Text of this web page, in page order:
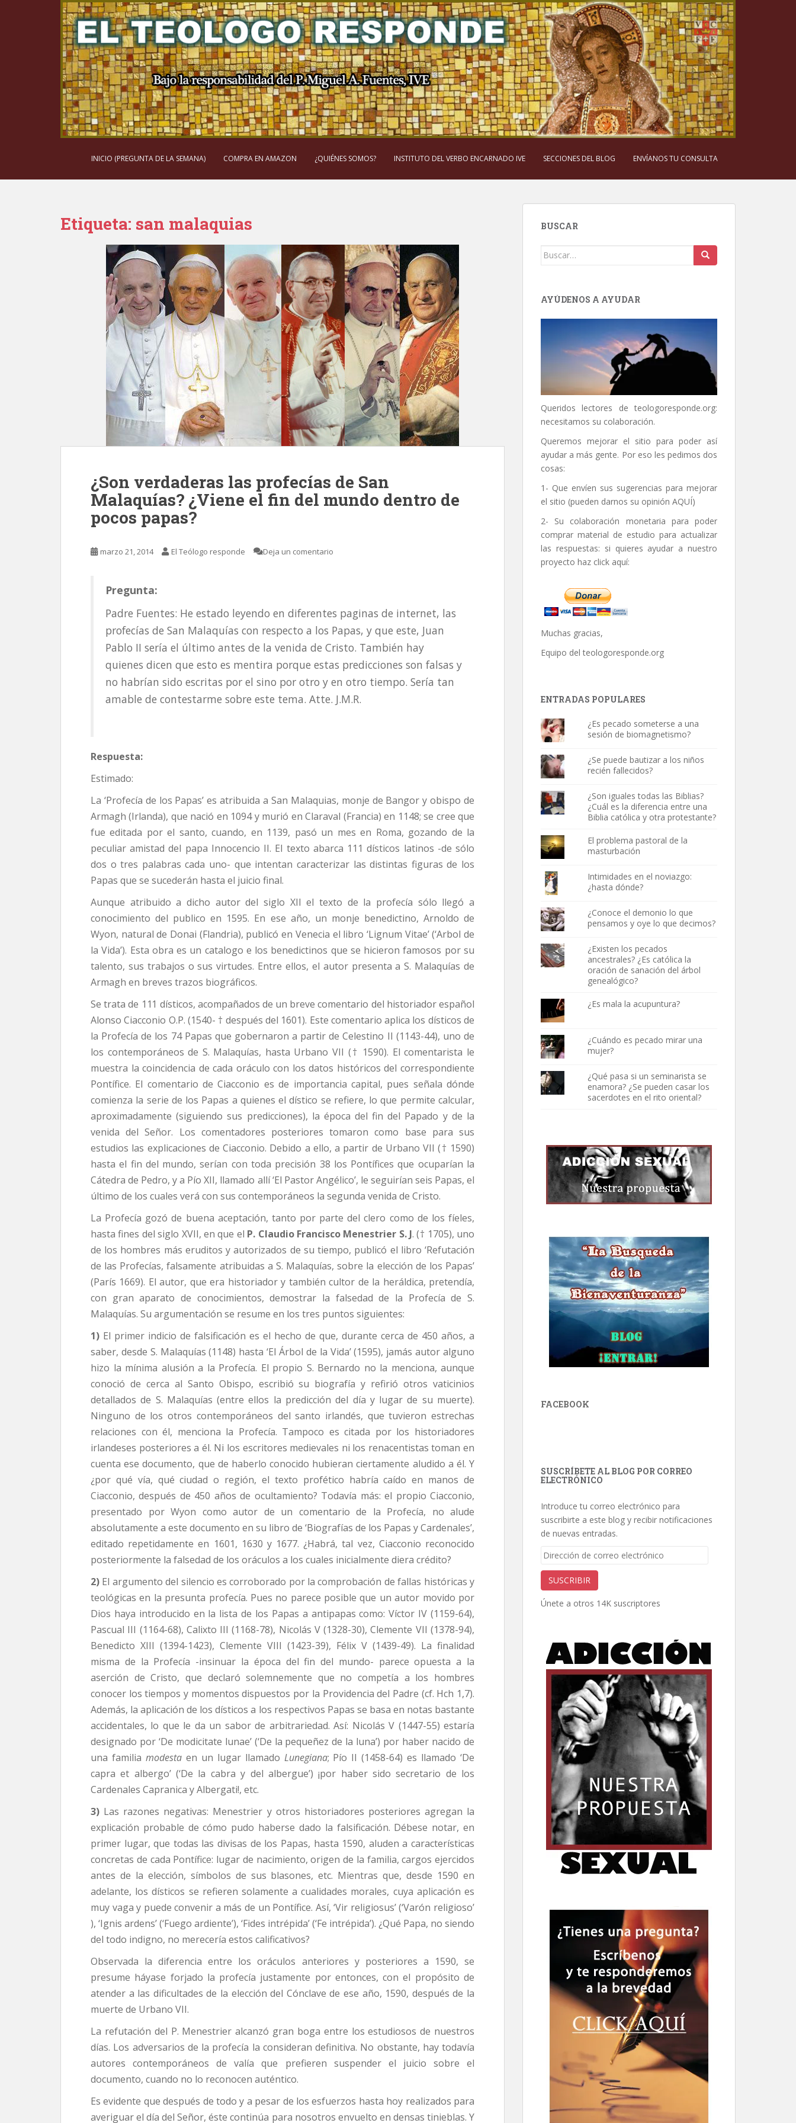
t
INICIO (PREGUNTA DE LA SEMANA) COMPRA EN AMAZON ¿QUIÉNES SOMOS? INSTITUTO DEL VERBO ENCARNADO IVE SECCIONES DEL BLOG ENVÍANOS TU CONSULTA
Etiqueta: san malaquias
¿Son verdaderas las profecías de San
Malaquías? ¿Viene el fin del mundo dentro de
pocos papas?
marzo 21, 2014 El Teólogo responde Deja un comentario
Pregunta:
Padre Fuentes: He estado leyendo en diferentes paginas de internet, las
profecías de San Malaquías con respecto a los Papas, y que este, Juan
Pablo II sería el último antes de la venida de Cristo. También hay
quienes dicen que esto es mentira porque estas predicciones son falsas y
no habrían sido escritas por el sino por otro y en otro tiempo. Sería tan
amable de contestarme sobre este tema. Atte. J.M.R.
Respuesta:
Estimado:
La ‘Profecía de los Papas’ es atribuida a San Malaquias, monje de Bangor y obispo de
Armagh (Irlanda), que nació en 1094 y murió en Claraval (Francia) en 1148; se cree que
fue editada por el santo, cuando, en 1139, pasó un mes en Roma, gozando de la
peculiar amistad del papa Innocencio II. El texto abarca 111 dísticos latinos -de sólo
dos o tres palabras cada uno- que intentan caracterizar las distintas figuras de los
Papas que se sucederán hasta el juicio final.
Aunque atribuido a dicho autor del siglo XII el texto de la profecía sólo llegó a
conocimiento del publico en 1595. En ese año, un monje benedictino, Arnoldo de
Wyon, natural de Donai (Flandria), publicó en Venecia el libro ‘Lignum Vitae’ (‘Arbol de
la Vida’). Esta obra es un catalogo e los benedictinos que se hicieron famosos por su
talento, sus trabajos o sus virtudes. Entre ellos, el autor presenta a S. Malaquías de
Armagh en breves trazos biográficos.
Se trata de 111 dísticos, acompañados de un breve comentario del historiador español
Alonso Ciacconio O.P. (1540- † después del 1601). Este comentario aplica los dísticos de
la Profecía de los 74 Papas que gobernaron a partir de Celestino II (1143-44), uno de
los contemporáneos de S. Malaquías, hasta Urbano VII († 1590). El comentarista le
muestra la coincidencia de cada oráculo con los datos históricos del correspondiente
Pontífice. El comentario de Ciacconio es de importancia capital, pues señala dónde
comienza la serie de los Papas a quienes el dístico se refiere, lo que permite calcular,
aproximadamente (siguiendo sus predicciones), la época del fin del Papado y de la
venida del Señor. Los comentadores posteriores tomaron como base para sus
estudios las explicaciones de Ciacconio. Debido a ello, a partir de Urbano VII († 1590)
hasta el fin del mundo, serían con toda precisión 38 los Pontífices que ocuparían la
Cátedra de Pedro, y a Pío XII, llamado allí ‘El Pastor Angélico’, le seguirían seis Papas, el
último de los cuales verá con sus contemporáneos la segunda venida de Cristo.
La Profecía gozó de buena aceptación, tanto por parte del clero como de los fíeles,
hasta fines del siglo XVII, en que el P. Claudio Francisco Menes­trier S. J. († 1705), uno
de los hombres más eruditos y autorizados de su tiempo, publicó el libro ‘Refutación
de las Profecías, falsamente atribuidas a S. Malaquías, sobre la elección de los Papas’
(París 1669). El autor, que era historiador y también cultor de la heráldica, pretendía,
con gran aparato de conocimientos, demostrar la falsedad de la Profecía de S.
Malaquías. Su argumentación se resume en los tres puntos siguientes:
1) El primer indicio de falsificación es el hecho de que, durante cerca de 450 años, a
saber, desde S. Malaquías (1148) hasta ‘El Árbol de la Vida’ (1595), jamás autor alguno
hizo la mínima alusión a la Profecía. El propio S. Bernardo no la menciona, aunque
conoció de cerca al Santo Obispo, escribió su biografía y refirió otros vaticinios
detallados de S. Malaquías (entre ellos la predicción del día y lugar de su muerte).
Ninguno de los otros contemporáneos del santo irlandés, que tuvieron estrechas
relaciones con él, menciona la Profecía. Tampoco es citada por los historiadores
irlandeses posteriores a él. Ni los escritores medievales ni los renacentistas toman en
cuenta ese documento, que de haberlo conocido hubieran ciertamente aludido a él. Y
¿por qué vía, qué ciudad o región, el texto profético habría caído en manos de
Ciacconio, después de 450 años de ocultamiento? Todavía más: el propio Ciacconio,
presentado por Wyon como autor de un comentario de la Profecía, no alude
absolutamente a este docu­mento en su libro de ‘Biografías de los Papas y Cardenales’,
editado repetidamente en 1601, 1630 y 1677. ¿Habrá, tal vez, Ciacconio reconocido
posteriormente la falsedad de los oráculos a los cuales inicialmente diera crédito?
2) El argumento del silencio es corroborado por la compro­bación de fallas históricas y
teológicas en la presunta profecía. Pues no parece posible que un autor movido por
Dios haya introducido en la lista de los Papas a antipapas como: Víctor IV (1159-64),
Pascual III (1164-68), Calixto III (1168-78), Nicolás V (1328-30), Clemente VII (1378-94),
Benedicto XIII (1394-1423), Clemen­te VIII (1423-39), Félix V (1439-49). La finalidad
misma de la Profecía -insinuar la época del fin del mundo- parece opuesta a la
aserción de Cristo, que declaró solemnemente que no competía a los hombres
conocer los tiempos y momentos dispuestos por la Providencia del Padre (cf. Hch 1,7).
Además, la aplicación de los dísticos a los respectivos Papas se basa en notas bastante
acciden­tales, lo que le da un sabor de arbitrariedad. Así: Nicolás V (1447-55) estaría
designado por ‘De modicitate lunae’ (‘De la pequeñez de la luna’) por haber nacido de
una familia modesta en un lugar llamado Lunegiana; Pío II (1458-64) es llamado ‘De
capra et albergo’ (‘De la cabra y del albergue’) ¡por haber sido secretario de los
Cardenales Capranica y Albergati!, etc.
3) Las razones negativas: Menestrier y otros historiadores posteriores agregan la
explicación probable de cómo pudo haberse dado la falsificación. Débese notar, en
primer lugar, que todas las divisas de los Papas, hasta 1590, aluden a características
concretas de cada Pontífice: lugar de nacimiento, origen de la familia, cargos ejer­cidos
antes de la elección, símbolos de sus blasones, etc. Mientras que, desde 1590 en
adelante, los dísticos se refieren solamente a cualidades morales, cuya aplicación es
muy vaga y puede convenir a más de un Pontífice. Así, ‘Vir religiosus’ (‘Varón religioso’
), ‘Ignis ardens’ (‘Fuego ardiente’), ‘Fides intrépida’ (‘Fe intrépida’). ¿Qué Papa, no siendo
del todo indigno, no merecería estos calificativos?
Observada la diferencia entre los oráculos anteriores y posterio­res a 1590, se
presume háyase forjado la profecía justamente por entonces, con el propósito de
atender a las dificultades de la elección del Cónclave de ese año, 1590, después de la
muerte de Urbano VII.
La refutación del P. Menestrier alcanzó gran boga entre los estudiosos de nuestros
días. Los adversarios de la profecía la consideran definitiva. No obstante, hay todavía
autores contemporáneos de valía que prefieren suspender el juicio sobre el
documento, cuando no lo reconocen auténtico.
Es evidente que después de todo y a pesar de los esfuerzos hasta hoy realizados para
averiguar el día del Señor, éste continúa para nosotros envuelto en densas tinieblas. Y
BUSCAR
Buscar:
AYÚDENOS A AYUDAR
Queridos lectores de teologoresponde.org:
necesitamos su colaboración.
Queremos mejorar el sitio para poder así
ayudar a más gente. Por eso les pedimos dos
cosas:
1- Que envíen sus sugerencias para mejorar
el sitio (pueden darnos su opinión AQUÍ)
2- Su colaboración monetaria para poder
comprar material de estudio para actualizar
las respuestas: si quieres ayudar a nuestro
proyecto haz click aquí:
Muchas gracias,
Equipo del teologoresponde.org
ENTRADAS POPULARES
¿Es pecado someterse a una
sesión de biomagnetismo?
¿Se puede bautizar a los niños
recién fallecidos?
¿Son iguales todas las Biblias?
¿Cuál es la diferencia entre una
Biblia católica y otra protestante?
El problema pastoral de la
masturbación
Intimidades en el noviazgo:
¿hasta dónde?
¿Conoce el demonio lo que
pensamos y oye lo que decimos?
¿Existen los pecados
ancestrales? ¿Es católica la
oración de sanación del árbol
genealógico?
¿Es mala la acupuntura?
¿Cuándo es pecado mirar una
mujer?
¿Qué pasa si un seminarista se
enamora? ¿Se pueden casar los
sacerdotes en el rito oriental?
FACEBOOK
SUSCRÍBETE AL BLOG POR CORREO
ELECTRÓNICO
Introduce tu correo electrónico para
suscribirte a este blog y recibir notificaciones
de nuevas entradas.
Dirección
correo
electrónico
SUSCRIBIR
Únete a otros 14K suscriptores